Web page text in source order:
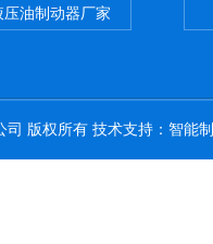
压油制动器厂家
版权所有 技术支持： 智能